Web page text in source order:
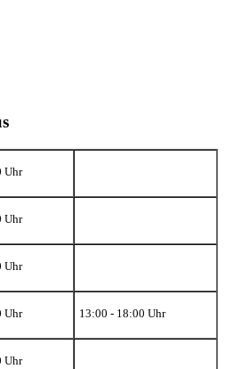
Uhr
Uhr
Uhr
Uhr
13:00 - 18:00 Uhr
Uhr